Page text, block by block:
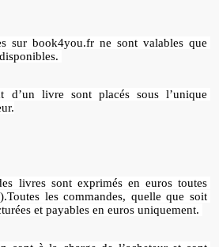
sur book4you.fr ne sont valables que
d’un livre sont placés sous l’unique
livres sont exprimés en euros toutes
les commandes, quelle que soit
et payables en euros uniquement.